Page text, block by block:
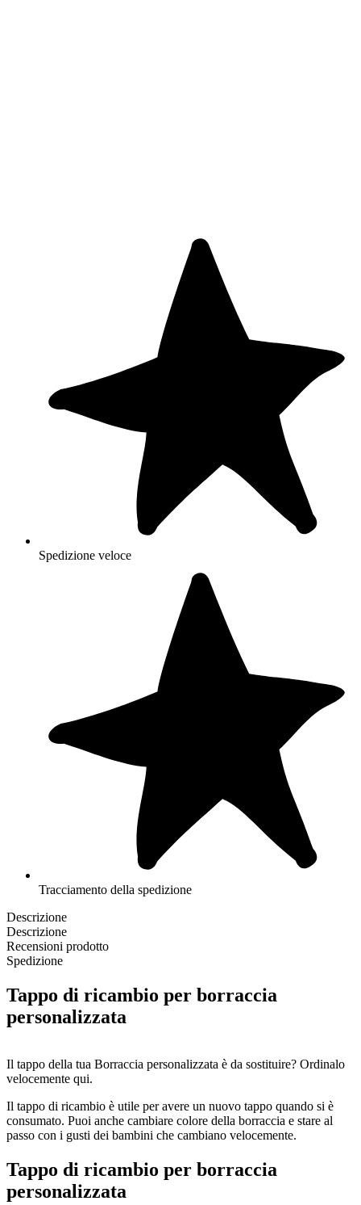
Spedizione veloce
Tracciamento della spedizione
Descrizione
Descrizione
Recensioni prodotto
Spedizione
Tappo di ricambio per borraccia
personalizzata
Il tappo della tua Borraccia personalizzata è da sostituire? Ordinalo
velocemente qui.
Il tappo di ricambio è utile per avere un nuovo tappo quando si è
consumato. Puoi anche cambiare colore della borraccia e stare al
passo con i gusti dei bambini che cambiano velocemente.
Il tappo di ricambio è super facile da sostituire.
Tappo di ricambio per borraccia
personalizzata